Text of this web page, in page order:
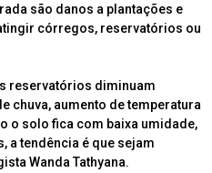
são danos a plantações e
córregos, reservatórios ou
reservatórios diminuam
chuva, aumento de temperatura
o solo fica com baixa umidade,
a tendência é que sejam
Wanda Tathyana.